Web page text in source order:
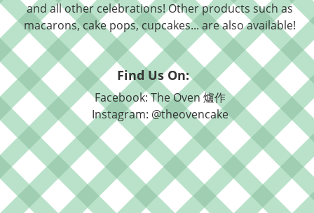
and all other celebrations! Other products such as
macarons, cake pops, cupcakes... are also available!
Find Us On:
Facebook: The Oven 爐作
Instagram: @theovencake